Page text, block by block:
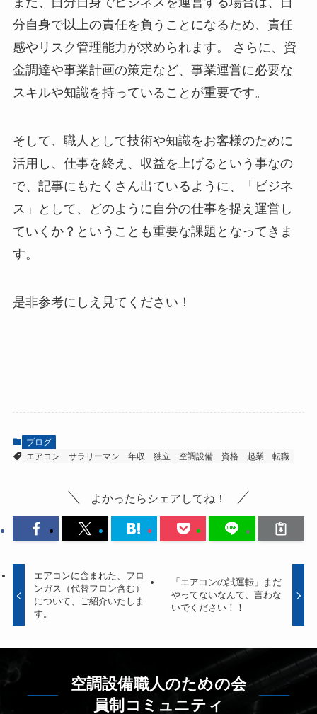
分自身で以上の責任を負うことになるため、責任
感やリスク管理能力が求められます。 さらに、資
金調達や事業計画の策定など、事業運営に必要な
スキルや知識を持っていることが重要です。
そして、職人として技術や知識をお客様のために
活用し、仕事を終え、収益を上げるという事なの
で、記事にもたくさん出ているように、「ビジネ
ス」として、どのように自分の仕事を捉え運営し
ていくか？ということも重要な課題となってきま
す。
是非参考にしえ見てください！
ブログ
エアコン
サラリーマン 年収 独立 空調設備 資格 起業 転職
よかったらシェアしてね！
エアコンに含まれた、フロ
ンガス（代替フロン含む）
について、ご紹介いたしま
す。
「エアコンの試運転」まだ
やってないなんて、言わな
いでください！！
空調設備職人のための会
員制コミュニティ